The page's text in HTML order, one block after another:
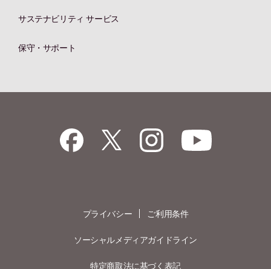
サステナビリティ サービス
保守・サポート
プライバシー ご利用条件
ソーシャルメディアガイドライン
特定商取法に基づく表記